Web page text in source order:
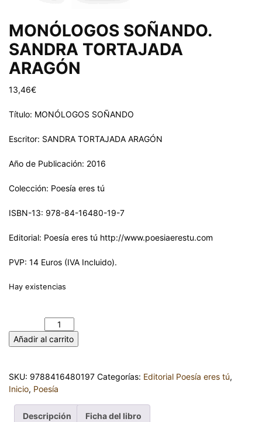
MONÓLOGOS SOÑANDO.
SANDRA TORTAJADA
ARAGÓN
13,46€
Título: MONÓLOGOS SOÑANDO
Escritor: SANDRA TORTAJADA ARAGÓN
Año de Publicación: 2016
Colección: Poesía eres tú
ISBN-13: 978-84-16480-19-7
Editorial: Poesía eres tú http://www.poesiaerestu.com
PVP: 14 Euros (IVA Incluido).
Hay existencias
Añadir al carrito
SKU: 9788416480197 Categorías: Editorial Poesía eres tú,
Inicio, Poesía
Descripción Ficha del libro